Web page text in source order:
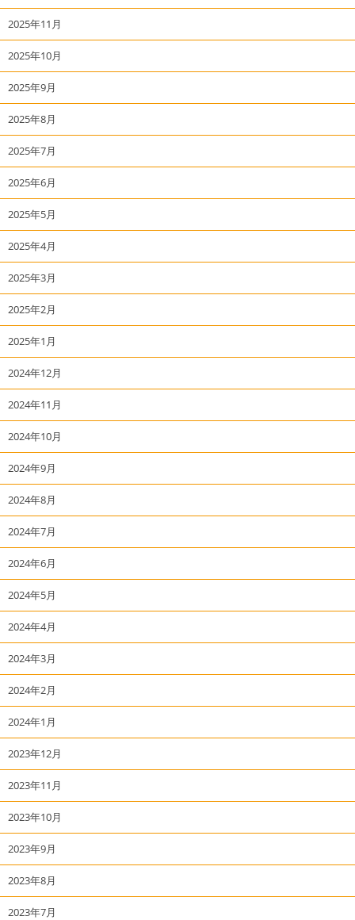
2025年11月
2025年10月
2025年9月
2025年8月
2025年7月
2025年6月
2025年5月
2025年4月
2025年3月
2025年2月
2025年1月
2024年12月
2024年11月
2024年10月
2024年9月
2024年8月
2024年7月
2024年6月
2024年5月
2024年4月
2024年3月
2024年2月
2024年1月
2023年12月
2023年11月
2023年10月
2023年9月
2023年8月
2023年7月